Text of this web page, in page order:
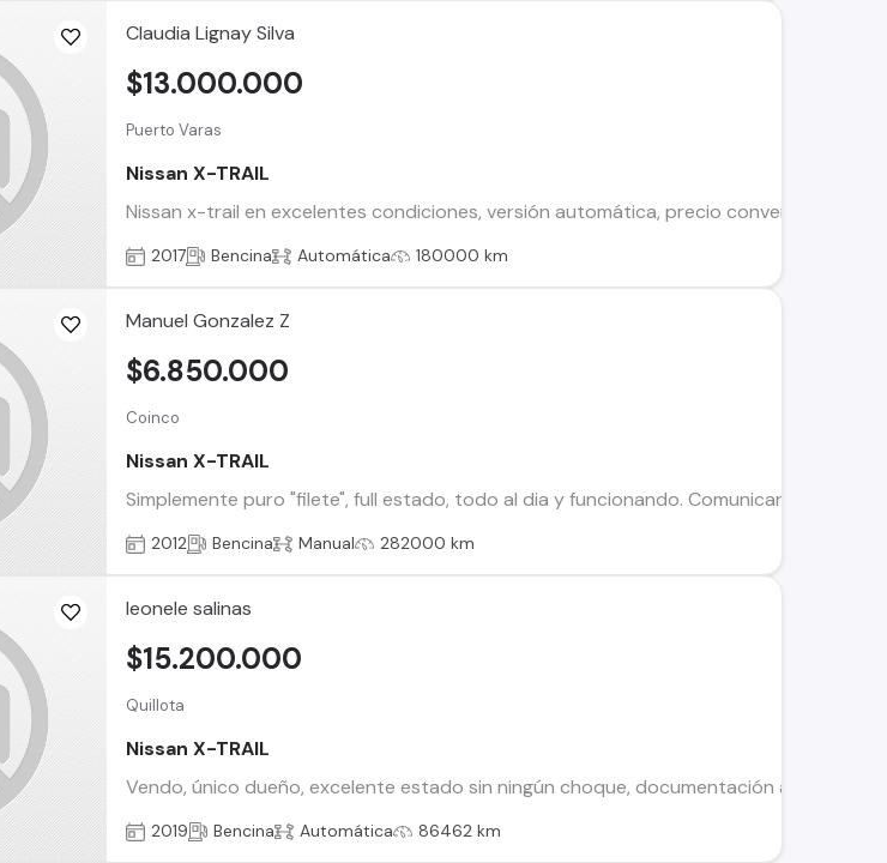
Claudia Lignay Silva
Puerto Varas
Nissan X-TRAIL
Nissan x-trail en excelentes condiciones, versión automática, precio conversable,
$13.000.000
2017 Bencina Automática 180000 km
Manuel Gonzalez Z
Coinco
Nissan X-TRAIL
Simplemente puro "filete", full estado, todo al dia y funcionando. Comunicar a mi
$6.850.000
2012 Bencina Manual 282000 km
leonele salinas
Quillota
Nissan X-TRAIL
Vendo, único dueño, excelente estado sin ningún choque, documentación al día, todo
$15.200.000
2019 Bencina Automática 86462 km